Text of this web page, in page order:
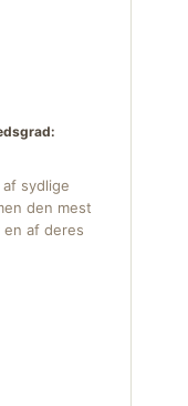
sydlige
den mest
en af deres